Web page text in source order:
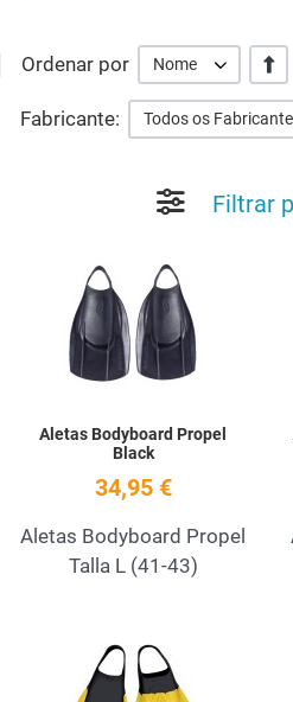
Ordenar por Nome +/-
Fabricante: Todos os
Filtrar
Aletas Bodyboard Propel
Black
34,95 €
Aletas Bodyboard Propel
Talla L (41-43)